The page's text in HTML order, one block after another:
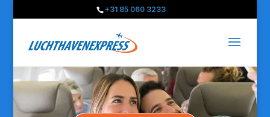
+31 85 060 3233